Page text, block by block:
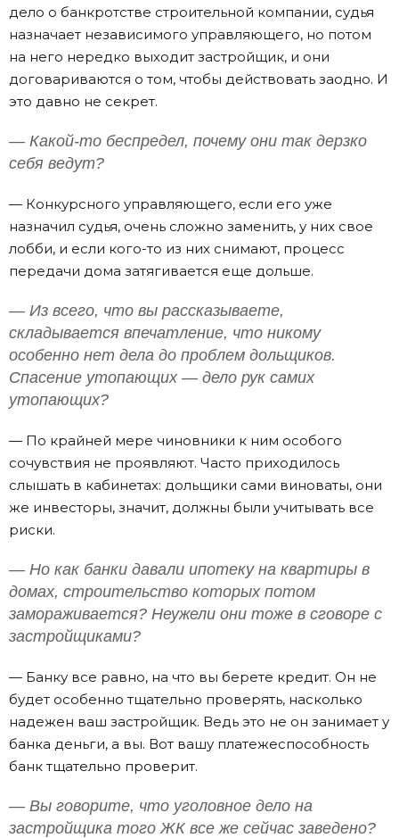
дело о банкротстве строительной компании, судья
назначает независимого управляющего, но потом
на него нередко выходит застройщик, и они
договариваются о том, чтобы действовать заодно. И
это давно не секрет.
— Какой-то беспредел, почему они так дерзко
себя ведут?
— Конкурсного управляющего, если его уже
назначил судья, очень сложно заменить, у них свое
лобби, и если кого-то из них снимают, процесс
передачи дома затягивается еще дольше.
— Из всего, что вы рассказываете,
складывается впечатление, что никому
особенно нет дела до проблем дольщиков.
Спасение утопающих — дело рук самих
утопающих?
— По крайней мере чиновники к ним особого
сочувствия не проявляют. Часто приходилось
слышать в кабинетах: дольщики сами виноваты, они
же инвесторы, значит, должны были учитывать все
риски.
— Но как банки давали ипотеку на квартиры в
домах, строительство которых потом
замораживается? Неужели они тоже в сговоре с
застройщиками?
— Банку все равно, на что вы берете кредит. Он не
будет особенно тщательно проверять, насколько
надежен ваш застройщик. Ведь это не он занимает у
банка деньги, а вы. Вот вашу платежеспособность
банк тщательно проверит.
— Вы говорите, что уголовное дело на
застройщика того ЖК все же сейчас заведено?